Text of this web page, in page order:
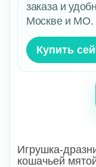
заказа и
Москве и МО.
Купить
Игрушка-
кошачьей